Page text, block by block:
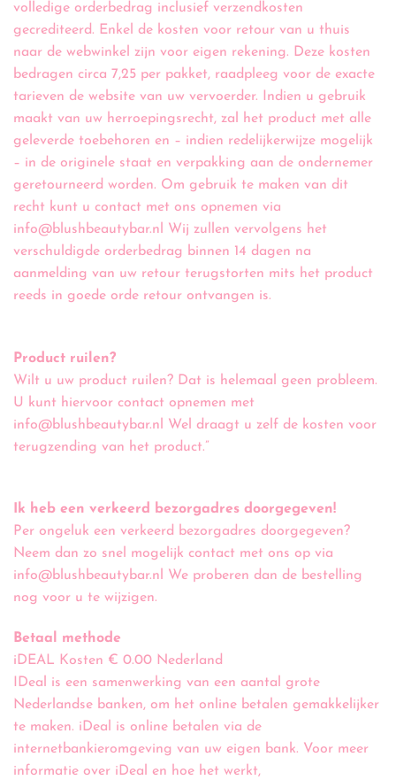
volledige orderbedrag inclusief verzendkosten
gecrediteerd. Enkel de kosten voor retour van u thuis
naar de webwinkel zijn voor eigen rekening. Deze kosten
bedragen circa 7,25 per pakket, raadpleeg voor de exacte
tarieven de website van uw vervoerder. Indien u gebruik
maakt van uw herroepingsrecht, zal het product met alle
geleverde toebehoren en – indien redelijkerwijze mogelijk
– in de originele staat en verpakking aan de ondernemer
geretourneerd worden. Om gebruik te maken van dit
recht kunt u contact met ons opnemen via
info@blushbeautybar.nl Wij zullen vervolgens het
verschuldigde orderbedrag binnen 14 dagen na
aanmelding van uw retour terugstorten mits het product
reeds in goede orde retour ontvangen is.
Product ruilen?
Wilt u uw product ruilen? Dat is helemaal geen probleem.
U kunt hiervoor contact opnemen met
info@blushbeautybar.nl Wel draagt u zelf de kosten voor
terugzending van het product.”
Ik heb een verkeerd bezorgadres doorgegeven!
Per ongeluk een verkeerd bezorgadres doorgegeven?
Neem dan zo snel mogelijk contact met ons op via
info@blushbeautybar.nl We proberen dan de bestelling
nog voor u te wijzigen.
Betaal methode
iDEAL Kosten € 0.00 Nederland
IDeal is een samenwerking van een aantal grote
Nederlandse banken, om het online betalen gemakkelijker
te maken. iDeal is online betalen via de
internetbankieromgeving van uw eigen bank. Voor meer
informatie over iDeal en hoe het werkt,